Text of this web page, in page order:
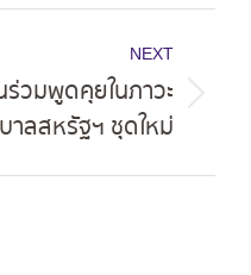
NEXT
ร่วมพูดคุยในภาวะ
ลสหรัฐฯ ชุดใหม่